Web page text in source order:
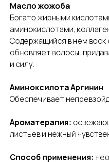
Масло жожоба
Богато жирными
аминокислотами,
Содержащийся в нем воск
обновляет волосы,
и силу.
Аминоксилота Аргинин
Обеспечивает
Ароматерапия:
листьев и нежный
Способ применения: